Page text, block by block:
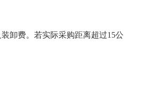
卸费。若实际采购距离超过15公